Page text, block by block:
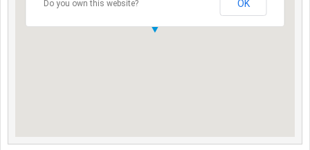
Do you own this website? OK